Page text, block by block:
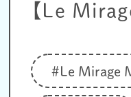
【Le
#Le Mirage